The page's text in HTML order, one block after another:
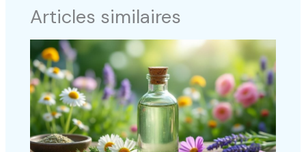
Articles similaires